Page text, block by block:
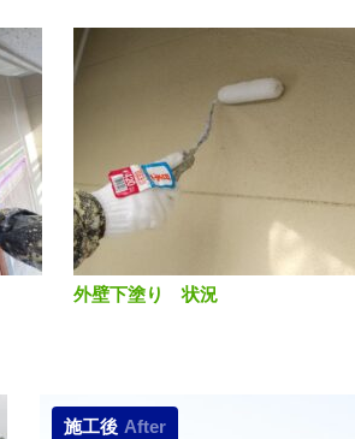
外壁下塗り 状況
施工後 After